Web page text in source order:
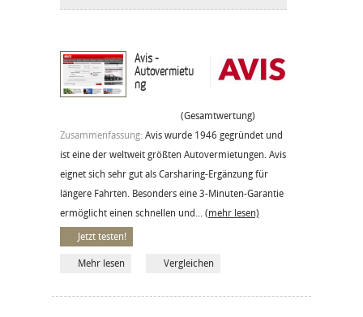
Avis -
Autovermietu
ng
(Gesamtwertung)
Zusammenfassung: Avis wurde 1946 gegründet und
ist eine der weltweit größten Autovermietungen. Avis
eignet sich sehr gut als Carsharing-Ergänzung für
längere Fahrten. Besonders eine 3-Minuten-Garantie
ermöglicht einen schnellen und... (mehr lesen)
Jetzt testen!
Mehr lesen Vergleichen